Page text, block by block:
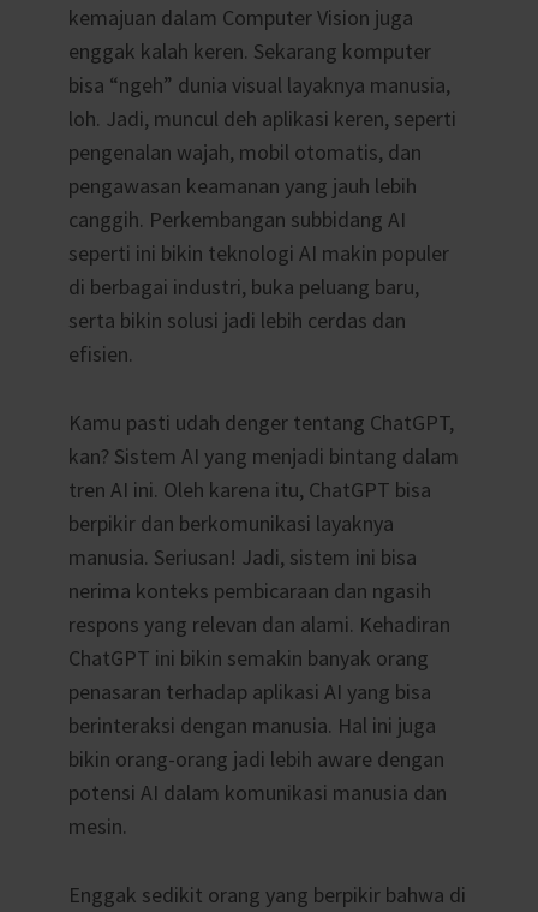
kemajuan dalam Computer Vision juga
enggak kalah keren. Sekarang komputer
bisa “ngeh” dunia visual layaknya manusia,
loh. Jadi, muncul deh aplikasi keren, seperti
pengenalan wajah, mobil otomatis, dan
pengawasan keamanan yang jauh lebih
canggih. Perkembangan subbidang AI
seperti ini bikin teknologi AI makin populer
di berbagai industri, buka peluang baru,
serta bikin solusi jadi lebih cerdas dan
efisien.
Kamu pasti udah denger tentang ChatGPT,
kan? Sistem AI yang menjadi bintang dalam
tren AI ini. Oleh karena itu, ChatGPT bisa
berpikir dan berkomunikasi layaknya
manusia. Seriusan! Jadi, sistem ini bisa
nerima konteks pembicaraan dan ngasih
respons yang relevan dan alami. Kehadiran
ChatGPT ini bikin semakin banyak orang
penasaran terhadap aplikasi AI yang bisa
berinteraksi dengan manusia. Hal ini juga
bikin orang-orang jadi lebih aware dengan
potensi AI dalam komunikasi manusia dan
mesin.
Enggak sedikit orang yang berpikir bahwa di